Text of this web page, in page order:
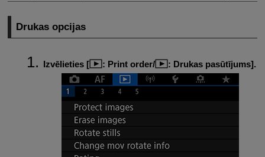
Drukas opcijas
Izvēlieties [ : Print order/ : Drukas pasūtījums].